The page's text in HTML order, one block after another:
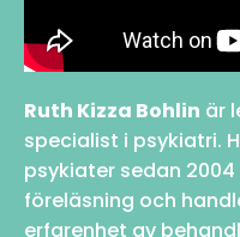
Ruth Kizza Bohlin är
specialist i psykiatri.
psykiater sedan
föreläsning och
erfarenhet av